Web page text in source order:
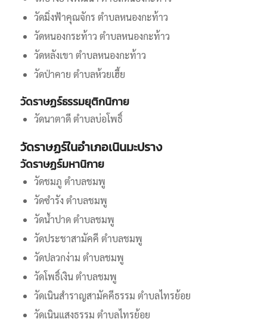
วัดมิ่งฟ้าคุณจักร ตำบลหนองกะท้าว
วัดหนองกระท้าว ตำบลหนองกะท้าว
วัดหลังเขา ตำบลหนองกะท้าว
วัดป่าคาย ตำบลห้วยเฮี้ย
วัดราษฏร์ธรรมยุติกนิกาย
วัดนาตาดี ตำบลบ่อโพธิ์
วัดราษฏร์ในอำเภอเนินมะปราง
วัดราษฏร์มหานิกาย
วัดชมภู ตำบลชมพู
วัดซำรัง ตำบลชมพู
วัดน้ำปาด ตำบลชมพู
วัดประชาสามัคคี ตำบลชมพู
วัดปลวกง่าม ตำบลชมพู
วัดโพธิ์เงิน ตำบลชมพู
วัดเนินสำราญสามัคคีธรรม ตำบลไทรย้อย
วัดเนินแสงธรรม ตำบลไทรย้อย